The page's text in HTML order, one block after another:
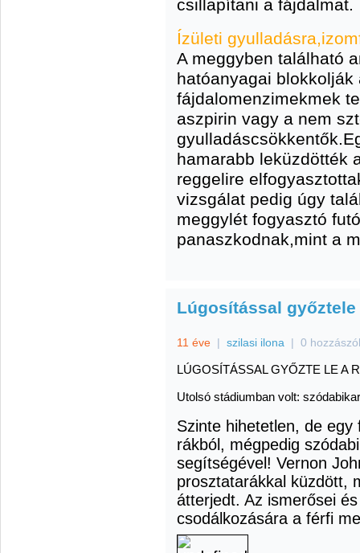
csillapítani a fájdalmat.
Ízületi
A meggyben található
hatóanyagai
fájdalomenzimekmek
aszpirin vagy a nem
hamarabb leküzdötték
reggelire
vizsgálat pedig úgy
meggylét fogyasztó
panaszkodnak,mint a
Lúgosítással
11 éve | szilasi ilona | 0
LÚGOSÍTÁSSAL GYŐZTE LE A
Utolsó stádiumban volt:
Szinte hihetetlen, de
rákból, mégpedig
segítségével! Vernon
prosztatarákkal küzdött,
átterjedt. Az ismerősei
csodálkozására a férfi